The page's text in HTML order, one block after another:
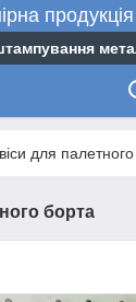
продукція
для
борта